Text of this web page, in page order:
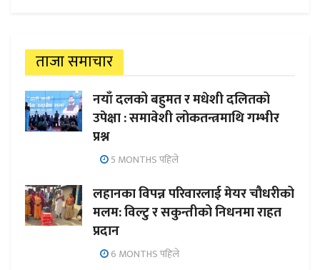
ताजा समाचार
नयाँ दलको बहुमत र मधेशी दलितको
उपेक्षा : समावेशी लोकतन्त्रमाथि गम्भीर
प्रश्न
5 MONTHS पहिले
लहानका विपन्न परिवारलाई मेयर चौधरीको
मलम: विल्टु र सकुन्तीको निधनमा राहत
प्रदान
6 MONTHS पहिले